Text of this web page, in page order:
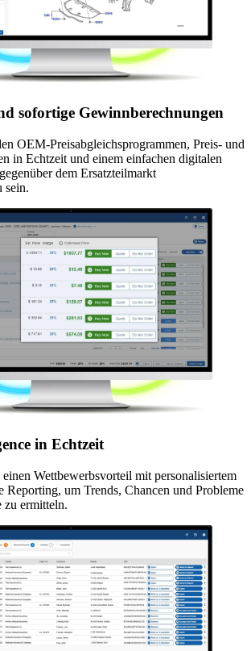
sofortige Gewinnberechnungen
OEM-Preisabgleichsprogrammen, Preis- und
in Echtzeit und einem einfachen digitalen
dem Ersatzteilmarkt
sein.
in Echtzeit
Wettbewerbsvorteil mit personalisiertem
Reporting, um Trends, Chancen und Probleme
zu ermitteln.